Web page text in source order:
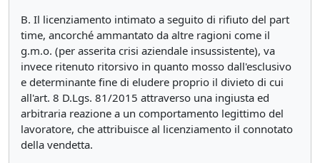
B. Il licenziamento intimato a seguito di rifiuto del part
time, ancorché ammantato da altre ragioni come il
g.m.o. (per asserita crisi aziendale insussistente), va
invece ritenuto ritorsivo in quanto mosso dall'esclusivo
e determinante fine di eludere proprio il divieto di cui
all'art. 8 D.Lgs. 81/2015 attraverso una ingiusta ed
arbitraria reazione a un comportamento legittimo del
lavoratore, che attribuisce al licenziamento il connotato
della vendetta.